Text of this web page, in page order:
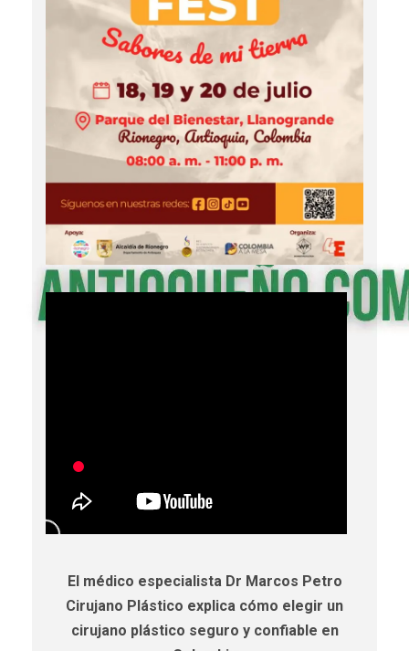
El médico especialista Dr Marcos Petro
Cirujano Plástico explica cómo elegir un
cirujano plástico seguro y confiable en